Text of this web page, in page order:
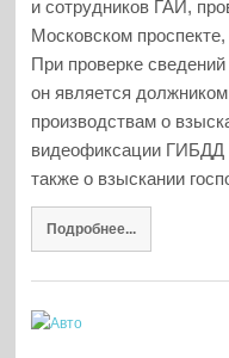
и сотрудников ГАИ,
Московском
При проверке
он является
производствам о
видеофиксации
также о взыскании
Подробнее...